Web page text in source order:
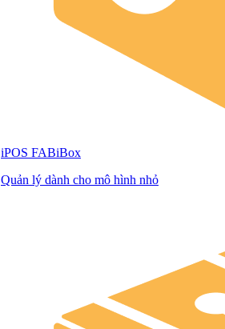
iPOS FABiBox
Quản lý dành cho mô hình nhỏ